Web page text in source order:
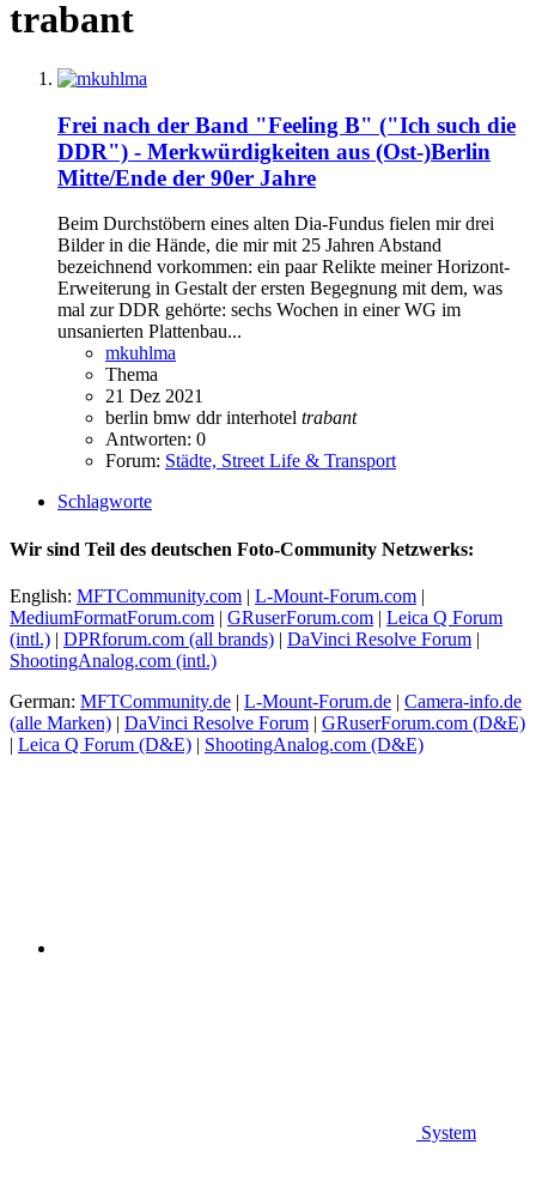
trabant
Frei nach der Band "Feeling B" ("Ich such die
DDR") - Merkwürdigkeiten aus (Ost-)Berlin
Mitte/Ende der 90er Jahre
Beim Durchstöbern eines alten Dia-Fundus fielen mir drei
Bilder in die Hände, die mir mit 25 Jahren Abstand
bezeichnend vorkommen: ein paar Relikte meiner Horizont-
Erweiterung in Gestalt der ersten Begegnung mit dem, was
mal zur DDR gehörte: sechs Wochen in einer WG im
unsanierten Plattenbau...
mkuhlma
Thema
21 Dez 2021
berlin bmw ddrinterhotel trabant
Antworten: 0
Forum: Städte, Street Life & Transport
Schlagworte
Wir sind Teil des deutschen Foto-Community Netzwerks:
English: MFTCommunity.com | L-Mount-Forum.com |
MediumFormatForum.com | GRuserForum.com | Leica Q Forum
(intl.) | DPRforum.com (all brands) | DaVinci Resolve Forum |
ShootingAnalog.com (intl.)
German: MFTCommunity.de | L-Mount-Forum.de | Camera-info.de
(alle Marken) | DaVinci Resolve Forum | GRuserForum.com (D&E)
| Leica Q Forum (D&E) | ShootingAnalog.com (D&E)
System